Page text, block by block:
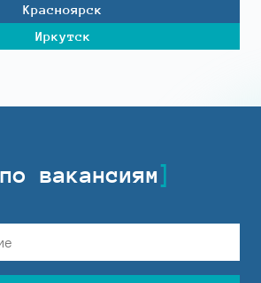
Красноярск
Иркутск
вакансиям